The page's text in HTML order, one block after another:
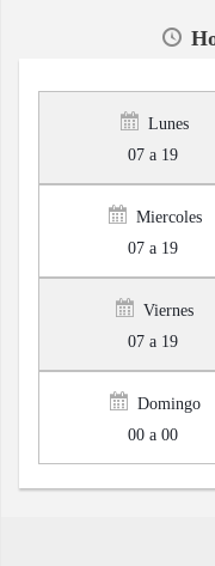
Lunes
07 a 19
Miercoles
07 a 19
Viernes
07 a 19
Domingo
00 a 00